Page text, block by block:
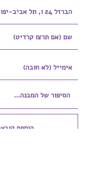
הוספת קובץ